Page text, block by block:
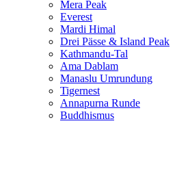
Mera Peak
Everest
Mardi Himal
Drei Pässe & Island Peak
Kathmandu-Tal
Ama Dablam
Manaslu Umrundung
Tigernest
Annapurna Runde
Buddhismus